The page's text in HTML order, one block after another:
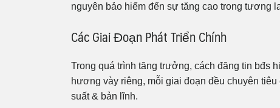
nguyên bảo hiểm đến sự tăng cao trong tương
Các Giai Đoạn Phát Triển Chính
Trong quá trình tăng trưởng, cách đăng tin bđs
hương vày riêng, mỗi giai đoạn đều chuyên
suất & bản lĩnh.